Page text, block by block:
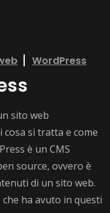
WordPress
sito web
cosa si tratta e come
è un CMS
source, ovvero è
di un sito web.
ha avuto in questi